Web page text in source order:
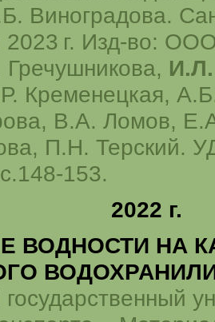
Виноградова.
2023 г. Изд-во: ООО
Кременецкая,
В.А. Ломов,
П.Н. Терский.
153.
2022 г.
ВОДНОСТИ НА